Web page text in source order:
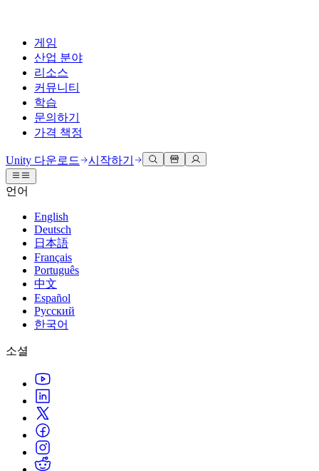
게임
산업 분야
리소스
커뮤니티
학습
문의하기
가격 책정
Unity 엔진
모든 플랫폼 위한 2D 및 3D 게임 제작
협업
팀과 함께 신속한 협업과 반복 작업을 수행하세요.
Unity 다운로드
플랜 및 가격
배포
Unity가 지원하는 25개 이상의 플랫폼을 살펴보세요.
LiveOps
출시 후 인사이트를 확인하고 라이브 게임을 운영하세요.
성장
사용자 확보
모바일 사용자를 검색하고 Acquire
3D 협업
실시간 3D 프로젝트 빌드 및 검토
몰입형 교육
몰입도 높은 환경 제작
고객 경험
인터랙티브 3D 경험 제작
산업 분야
운영 우수성 확보
리테일
상점 경험을 온라인 경험으로 전환
자동차
혁신을 가속화하고 차량 내 경험을 향상시키세요.
모든 산업 보기
기술 자료
공식 유저. '광고 지면'의 타겟 고객 매뉴얼 및 API 레퍼런스
개발자 툴
릴리스 버전 및 이슈 트래커
로드맵
예정된 기능 검토
기술 용어 라이브러리
활용 사례
실제 성공 사례
베스트 프랙티스 가이드
전문가 팁
토론
토론, 문제 해결, 소통
이벤트
글로벌 이벤트 및 현지 이벤트
커뮤니티 사례
Made with Unity
Unity 크리에이터 소개
Livestreams
Unity Awards
전 세계 Unity 크리에이터 축하
Unity Learn
무료로 Unity 기술 마스터
전문 교육
Unity 강사와 함께 팀의 역량을 강화하세요
Unity 처음 사용하시나요
시작하기
학습 시작하기
Unity 사용이 처음이신가요? 여정 시작하기
사용법 가이드
실용적인 팁 및 베스트 프랙티스
교육
학생용
커리어 시작하기
도움 받기
성공을 위한 Unity
Success 플랜
전문가 지원을 통해 더 빠르게 목표 도달률 달성
일반적인 질문에 대한 답변
문의하기
Unity 다운로드 시작하기
언어
English
Deutsch
日本語
Français
Português
中文
Español
Русский
한국어
소셜